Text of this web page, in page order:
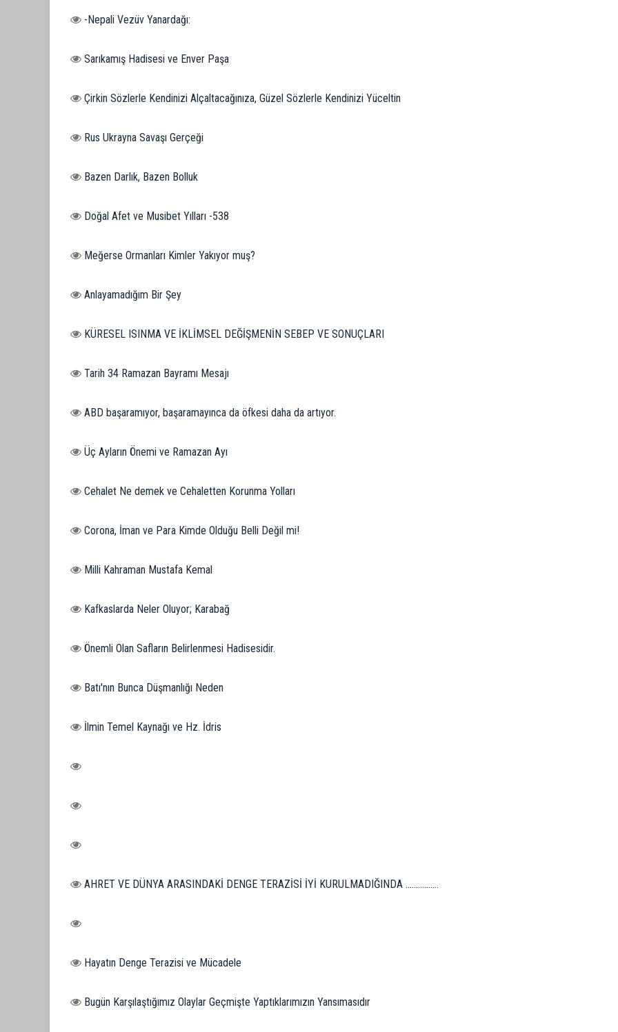
-Nepali Vezüv Yanardağı:
Sarıkamış Hadisesi ve Enver Paşa
Çirkin Sözlerle Kendinizi Alçaltacağınıza, Güzel Sözlerle Kendinizi Yüceltin
Rus Ukrayna Savaşı Gerçeği
Bazen Darlık, Bazen Bolluk
Doğal Afet ve Musibet Yılları -538
Meğerse Ormanları Kimler Yakıyor muş?
Anlayamadığım Bir Şey
KÜRESEL ISINMA VE İKLİMSEL DEĞİŞMENİN SEBEP VE SONUÇLARI
Tarih 34 Ramazan Bayramı Mesajı
ABD başaramıyor, başaramayınca da öfkesi daha da artıyor.
Üç Ayların Önemi ve Ramazan Ayı
Cehalet Ne demek ve Cehaletten Korunma Yolları
Corona, İman ve Para Kimde Olduğu Belli Değil mi!
Milli Kahraman Mustafa Kemal
Kafkaslarda Neler Oluyor; Karabağ
Önemli Olan Safların Belirlenmesi Hadisesidir.
Batı'nın Bunca Düşmanlığı Neden
İlmin Temel Kaynağı ve Hz. İdris
AHRET VE DÜNYA ARASINDAKİ DENGE TERAZİSİ İYİ KURULMADIĞINDA ................
Hayatın Denge Terazisi ve Mücadele
Bugün Karşılaştığımız Olaylar Geçmişte Yaptıklarımızın Yansımasıdır